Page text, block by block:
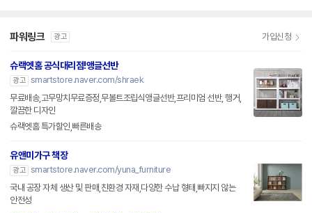
파워링크 광고 가입신청
슈랙엣홈 공식대리점!앵글선반
광고 smartstore.naver.com/shraek
무료배송,고무망치무료증정,무볼트조립식앵글선반,프리미엄 선반, 행거,
깔끔한 디자인
슈랙엣홈 특가할인,빠른배송
유앤미가구 책장
광고 smartstore.naver.com/yuna_furniture
국내 공장 자체 생산 및 판매,친환경 자재,다양한 수납 형태,빠지지 않는
안전성